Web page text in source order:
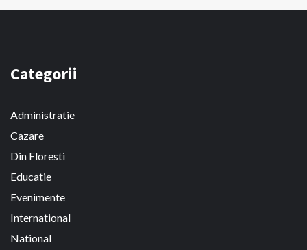
Categorii
Administratie
Cazare
Din Floresti
Educatie
Evenimente
International
National